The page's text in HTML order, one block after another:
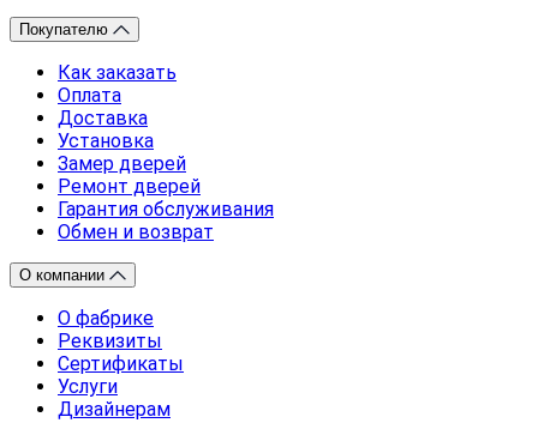
Покупателю
Как заказать
Оплата
Доставка
Установка
Замер дверей
Ремонт дверей
Гарантия обслуживания
Обмен и возврат
О компании
О фабрике
Реквизиты
Сертификаты
Услуги
Дизайнерам